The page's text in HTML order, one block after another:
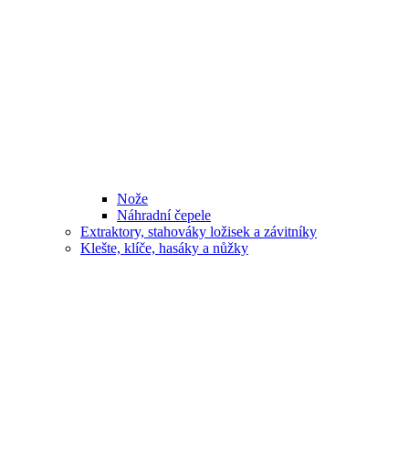
Nože
Náhradní čepele
Extraktory, stahováky ložisek a závitníky
Klešte, klíče, hasáky a nůžky